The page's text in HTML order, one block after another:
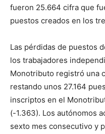
fueron 25.664 cifra que
puestos creados en los
Las pérdidas de puestos
los trabajadores
Monotributo registró una
restando unos 27.164
inscriptos en el
(-1.363). Los autónomos
sexto mes consecutivo y